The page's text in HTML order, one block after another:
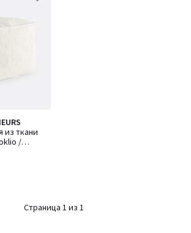
из ткани
/
Страница 1 из 1